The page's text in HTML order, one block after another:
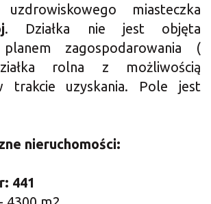
miasteczka
. Działka nie jest objęta
planem zagospodarowania (
rolna z możliwością
trakcie uzyskania. Pole jest
nieruchomości:
441